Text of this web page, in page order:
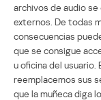
archivos de audio
externos. De todas
consecuencias
que se consigue
u oficina del
reemplacemos sus
que la muñeca diga